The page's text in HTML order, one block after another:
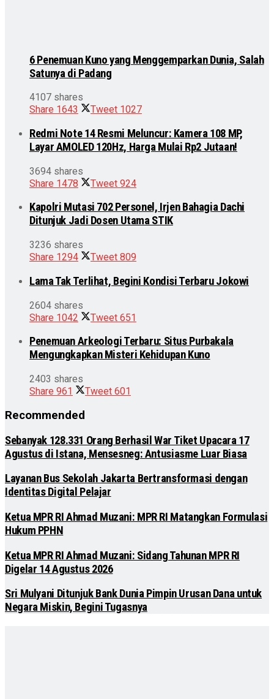
6 Penemuan Kuno yang Menggemparkan Dunia, Salah
Satunya di Padang
4107 shares
Share 1643 Tweet 1027
Redmi Note 14 Resmi Meluncur: Kamera 108 MP,
Layar AMOLED 120Hz, Harga Mulai Rp2 Jutaan!
3694 shares
Share 1478 Tweet 924
Kapolri Mutasi 702 Personel, Irjen Bahagia Dachi
Ditunjuk Jadi Dosen Utama STIK
3236 shares
Share 1294 Tweet 809
Lama Tak Terlihat, Begini Kondisi Terbaru Jokowi
2604 shares
Share 1042 Tweet 651
Penemuan Arkeologi Terbaru: Situs Purbakala
Mengungkapkan Misteri Kehidupan Kuno
2403 shares
Share 961 Tweet 601
Recommended
Sebanyak 128.331 Orang Berhasil War Tiket Upacara 17
Agustus di Istana, Mensesneg: Antusiasme Luar Biasa
Layanan Bus Sekolah Jakarta Bertransformasi dengan
Identitas Digital Pelajar
Ketua MPR RI Ahmad Muzani: MPR RI Matangkan Formulasi
Hukum PPHN
Ketua MPR RI Ahmad Muzani: Sidang Tahunan MPR RI
Digelar 14 Agustus 2026
Sri Mulyani Ditunjuk Bank Dunia Pimpin Urusan Dana untuk
Negara Miskin, Begini Tugasnya